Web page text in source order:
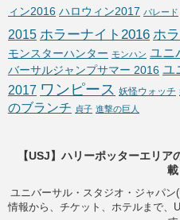
ィン2016 ハロウィン2017 パレード
2015 ホラーナイト2016 ホ
モンスターハンター モンハン ユニ
バーサルジャンプサマー 2016 ユ
2017 ワンピース 妖怪ウォッチ
のブランチ 貞子 進撃の巨人
【USJ】ハリーポッターエリ
載
ユニバーサル・スタジオ・ジャパ
情報から、チケット、ホテルまで、